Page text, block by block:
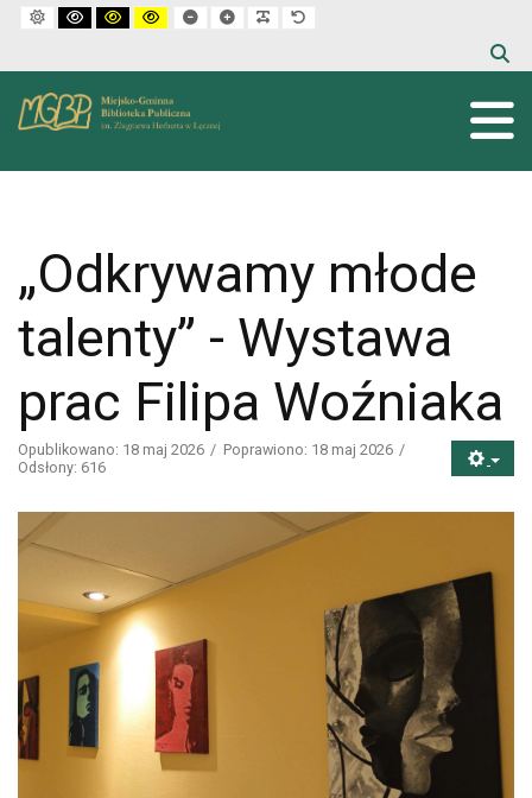
Default mode
High contrast black white mode
High contrast black yellow mode
High contrast yellow black mode
Set smaller font
Set larger font
Make font more readable
„Odkrywamy młode
talenty” - Wystawa
prac Filipa Woźniaka
Opublikowano: 18 maj 2026
Poprawiono: 18 maj 2026
Odsłony: 616